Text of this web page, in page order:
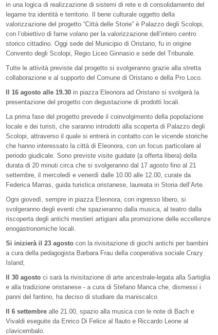
in una logica di realizzazione di sistemi di rete e di consolidamento del
legame tra identità e territorio. Il bene culturale oggetto della
valorizzazione del progetto “Città delle Storie” è Palazzo degli Scolopi,
con l’obiettivo di farne volano per la valorizzazione dell’intero centro
storico cittadino. Oggi sede del Municipio di Oristano, fu in origine
Convento degli Scolopi, Regio Liceo Ginnasio e sede del Tribunale.
Tutte le attività previste dal progetto si svolgeranno grazie alla stretta
collaborazione e al supporto del Comune di Oristano e della Pro Loco.
Il 16 agosto alle 19.30 in piazza Eleonora ad Oristano si svolgerà la
presentazione del progetto con degustazione di prodotti locali.
La prima fase del progetto prevede il coinvolgimento della popolazione
locale e dei turisti, che saranno introdotti alla scoperta di Palazzo degli
Scolopi, attraverso il quale si entrerà in contatto con le vicende storiche
che hanno interessato la città di Eleonora, con un focus particolare al
periodo giudicale. Sono previste visite guidate (a offerta libera) della
durata di 20 minuti circa che si svolgeranno dal 17 agosto fino al 21
settembre, il mercoledì e venerdì dalle 10.00 alle 12.00, curate da
Federica Marras, guida turistica oristanese, laureata in Storia dell’Arte.
Ogni giovedì, sempre in piazza Eleonora, con ingresso libero, si
svolgeranno degli eventi che spazieranno dalla musica, al teatro dalla
riscoperta degli antichi mestieri artigiani alla promozione delle eccellenze
enogastronomiche locali.
Si inizierà il 23 agosto con la rivisitazione di giochi antichi per bambini
a cura della pedagogista Barbara Frau della cooperativa sociale Crazy
Island;
Il 30 agosto ci sarà la rivisitazione di arte ancestrale-legata alla Sartiglia
e alla tradizione oristanese - a cura di Stefano Manca che, dismessi i
panni del fantino, ha deciso di studiare da maniscalco.
Il 6 settembre alle 21.00, spazio alla musica con le note di Bach e
Vivaldi eseguite da Enrico Di Felice al flauto e Riccardo Leone al
clavicembalo.